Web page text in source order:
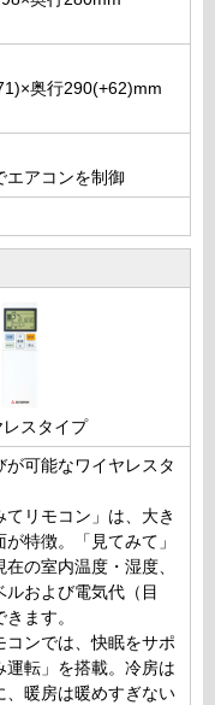
奥行290(+62)mm
アコンを制御
レスタイプ
可能なワイヤレスタ
リモコン」は、大き
特徴。「見てみて」
の室内温度・湿度、
および電気代（目
ます。
コンでは、快眠をサポ
運転」を搭載。冷房は
、暖房は暖めすぎない